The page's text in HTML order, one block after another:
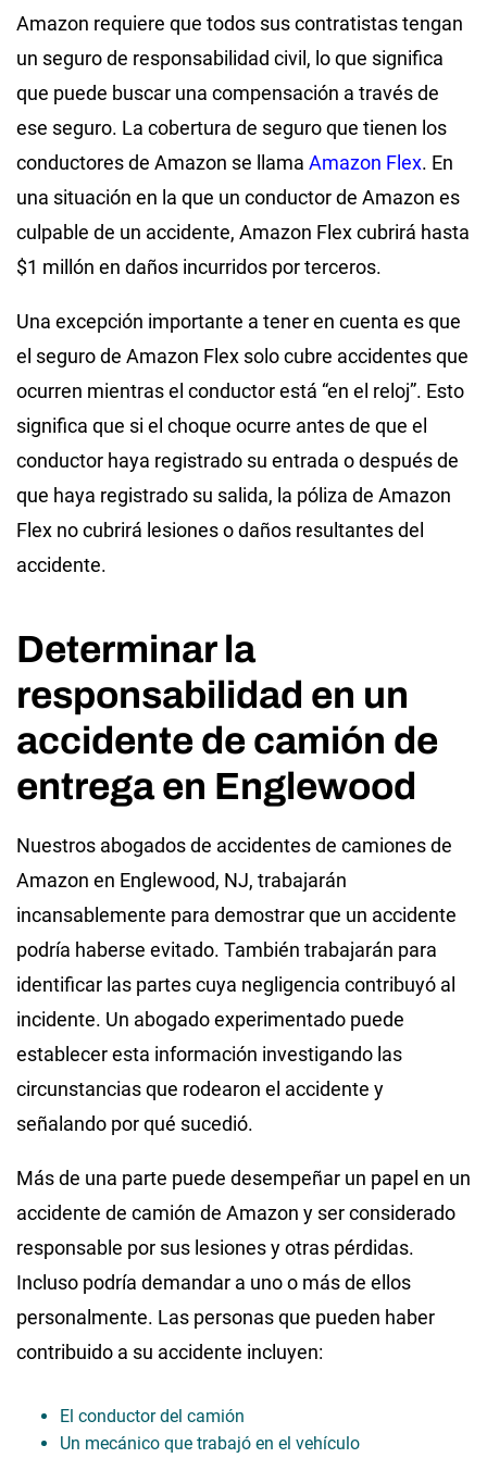
Amazon requiere que todos sus contratistas tengan
un seguro de responsabilidad civil, lo que significa
que puede buscar una compensación a través de
ese seguro. La cobertura de seguro que tienen los
conductores de Amazon se llama Amazon Flex. En
una situación en la que un conductor de Amazon es
culpable de un accidente, Amazon Flex cubrirá hasta
$1 millón en daños incurridos por terceros.
Una excepción importante a tener en cuenta es que
el seguro de Amazon Flex solo cubre accidentes que
ocurren mientras el conductor está “en el reloj”. Esto
significa que si el choque ocurre antes de que el
conductor haya registrado su entrada o después de
que haya registrado su salida, la póliza de Amazon
Flex no cubrirá lesiones o daños resultantes del
accidente.
Determinar la
responsabilidad en un
accidente de camión de
entrega en Englewood
Nuestros abogados de accidentes de camiones de
Amazon en Englewood, NJ, trabajarán
incansablemente para demostrar que un accidente
podría haberse evitado. También trabajarán para
identificar las partes cuya negligencia contribuyó al
incidente. Un abogado experimentado puede
establecer esta información investigando las
circunstancias que rodearon el accidente y
señalando por qué sucedió.
Más de una parte puede desempeñar un papel en un
accidente de camión de Amazon y ser considerado
responsable por sus lesiones y otras pérdidas.
Incluso podría demandar a uno o más de ellos
personalmente. Las personas que pueden haber
contribuido a su accidente incluyen:
El conductor del camión
Un mecánico que trabajó en el vehículo